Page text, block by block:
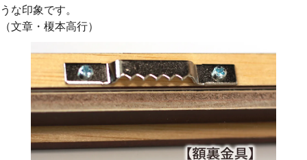
うな印象です。
（文章・榎本高行）